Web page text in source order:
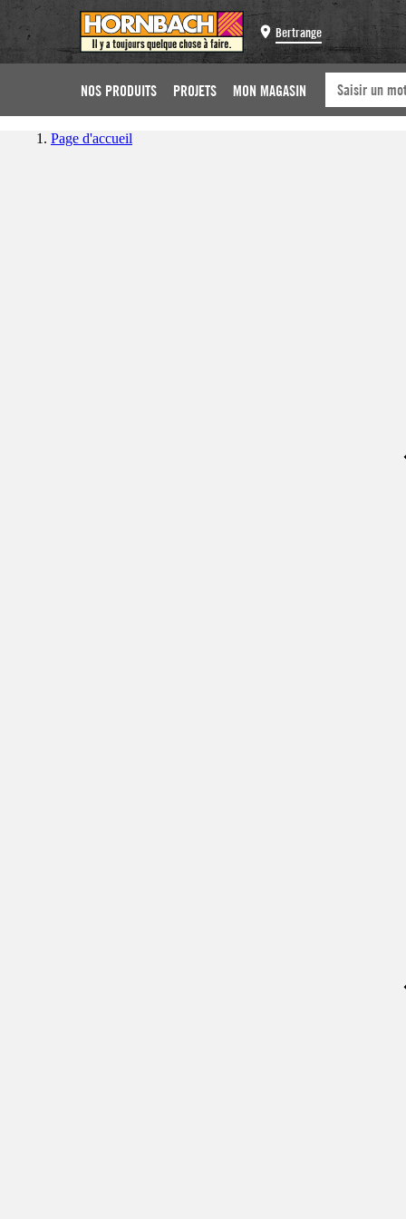
Bertrange
NOS PRODUITS PROJETS MON MAGASIN
Page d'accueil